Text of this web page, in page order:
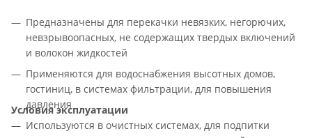
Предназначены для перекачки невязких, негорючих,
невзрывоопасных, не содержащих твердых включений
и волокон жидкостей
Применяются для водоснабжения высотных домов,
гостиниц, в системах фильтрации, для повышения
давления
Используются в очистных системах, для подпитки
Условия эксплуатации